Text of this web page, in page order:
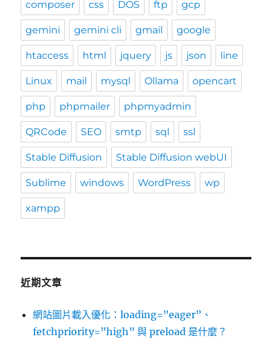
composer css DOS ftp gcp
gemini gemini cli gmail google
htaccess html jquery js json line
Linux mail mysql Ollama opencart
php phpmailer phpmyadmin
QRCode SEO smtp sql ssl
Stable Diffusion Stable Diffusion webUI
Sublime windows WordPress wp
xampp
近期文章
網站圖片載入優化：loading=”eager”、
fetchpriority=”high” 與 preload 是什麼？